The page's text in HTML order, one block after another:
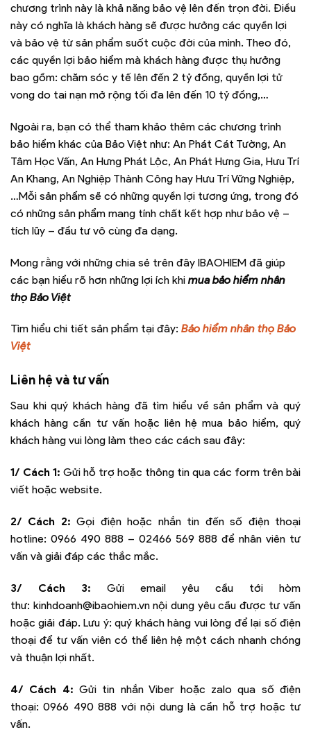
chương trình này là khả năng bảo vệ lên đến trọn đời. Điều
này có nghĩa là khách hàng sẽ được hưởng các quyền lợi
và bảo vệ từ sản phẩm suốt cuộc đời của mình. Theo đó,
các quyền lợi bảo hiểm mà khách hàng được thụ hưởng
bao gồm: chăm sóc y tế lên đến 2 tỷ đồng, quyền lợi tử
vong do tai nạn mở rộng tối đa lên đến 10 tỷ đồng,…
Ngoài ra, bạn có thể tham khảo thêm các chương trình
bảo hiểm khác của Bảo Việt như: An Phát Cát Tường, An
Tâm Học Vấn, An Hưng Phát Lộc, An Phát Hưng Gia, Hưu Trí
An Khang, An Nghiệp Thành Công hay Hưu Trí Vững Nghiệp,
…Mỗi sản phẩm sẽ có những quyền lợi tương ứng, trong đó
có những sản phẩm mang tính chất kết hợp như bảo vệ –
tích lũy – đầu tư vô cùng đa dạng.
Mong rằng với những chia sẻ trên đây IBAOHIEM đã giúp
các bạn hiểu rõ hơn những lợi ích khi mua bảo hiểm nhân
thọ Bảo Việt
Tìm hiểu chi tiết sản phẩm tại đây: Bảo hiểm nhân thọ Bảo
Việt
Liên hệ và tư vấn
Sau khi quý khách hàng đã tìm hiểu về sản phẩm và quý
khách hàng cần tư vấn hoặc liên hệ mua bảo hiểm, quý
khách hàng vui lòng làm theo các cách sau đây:
1/ Cách 1: Gửi hỗ trợ hoặc thông tin qua các form trên bài
viết hoặc website.
2/ Cách 2: Gọi điện hoặc nhắn tin đến số điện thoại
hotline: 0966 490 888 – 02466 569 888 để nhân viên tư
vấn và giải đáp các thắc mắc.
3/ Cách 3: Gửi email yêu cầu tới hòm
thư: kinhdoanh@ibaohiem.vnnội dung yêu cầu được tư vấn
hoặc giải đáp. Lưu ý: quý khách hàng vui lòng để lại số điện
thoại để tư vấn viên có thể liên hệ một cách nhanh chóng
và thuận lợi nhất.
4/ Cách 4: Gửi tin nhắn Viber hoặc zalo qua số điện
thoại:0966 490 888 với nội dung là cần hỗ trợ hoặc tư
vấn.